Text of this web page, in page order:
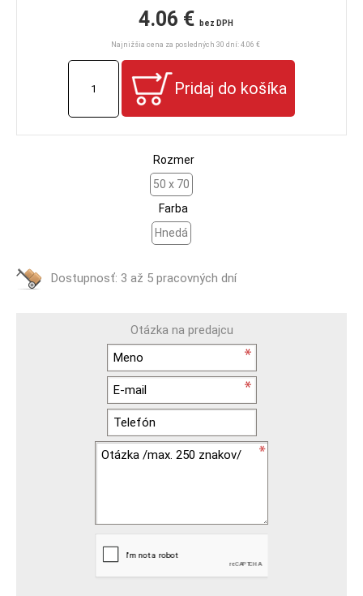
4.06 € bez DPH
Najnižšia cena za posledných 30 dní: 4.06 €
Rozmer
50 x 70
Farba
Hnedá
Dostupnosť: 3 až 5 pracovných dní
Otázka na predajcu